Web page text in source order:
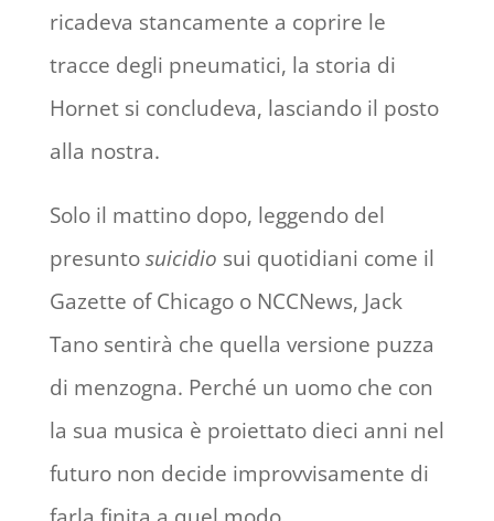
ricadeva stancamente a coprire le
tracce degli pneumatici, la storia di
Hornet si concludeva, lasciando il posto
alla nostra.
Solo il mattino dopo, leggendo del
presuntosuicidio sui quotidiani come il
Gazette of Chicago o NCCNews, Jack
Tano sentirà che quella versione puzza
di menzogna. Perché un uomo che con
la sua musica è proiettato dieci anni nel
futuro non decide improvvisamente di